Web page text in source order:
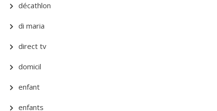
décathlon
di maria
direct tv
domicil
enfant
enfants